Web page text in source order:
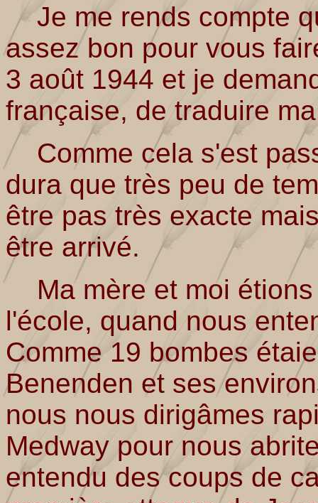
Je me rends compte
assez bon pour vous
3 août 1944 et je
française, de traduire
Comme cela s'est
dura que très peu de
être pas très exacte
être arrivé.
Ma mère et moi étions
l'école, quand nous
Comme 19 bombes
Benenden et ses
nous nous dirigâmes
Medway pour nous
entendu des coups de